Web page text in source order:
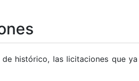
histórico, las licitaciones que